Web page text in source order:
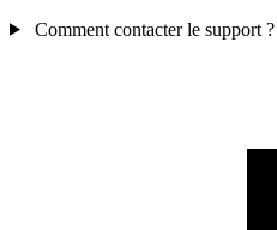
Comment contacter le support ?